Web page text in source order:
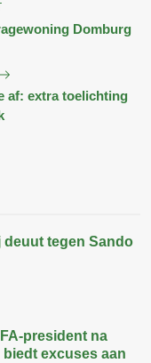
Domburg
af: extra toelichting
deuut tegen Sando
president na
excuses aan